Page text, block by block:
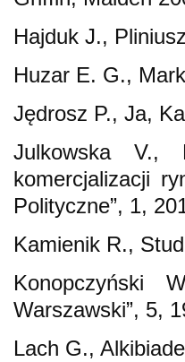
Hajduk J.,
Huzar E. G.,
Jędrosz P., Ja,
Julkowska V.,
komercjalizacji
Polityczne”, 1,
Kamienik R.,
Konopczyński
Warszawski”, 5,
Lach G.,